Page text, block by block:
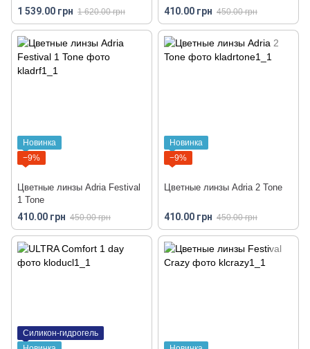
1 539.00 грн 1 620.00 грн 410.00 грн 450.00 грн
Новинка
−9%
Цветные линзы Adria Festival
1 Tone
410.00 грн 450.00 грн
Новинка
−9%
Цветные линзы Adria 2 Tone
410.00 грн 450.00 грн
Силикон-гидрогель